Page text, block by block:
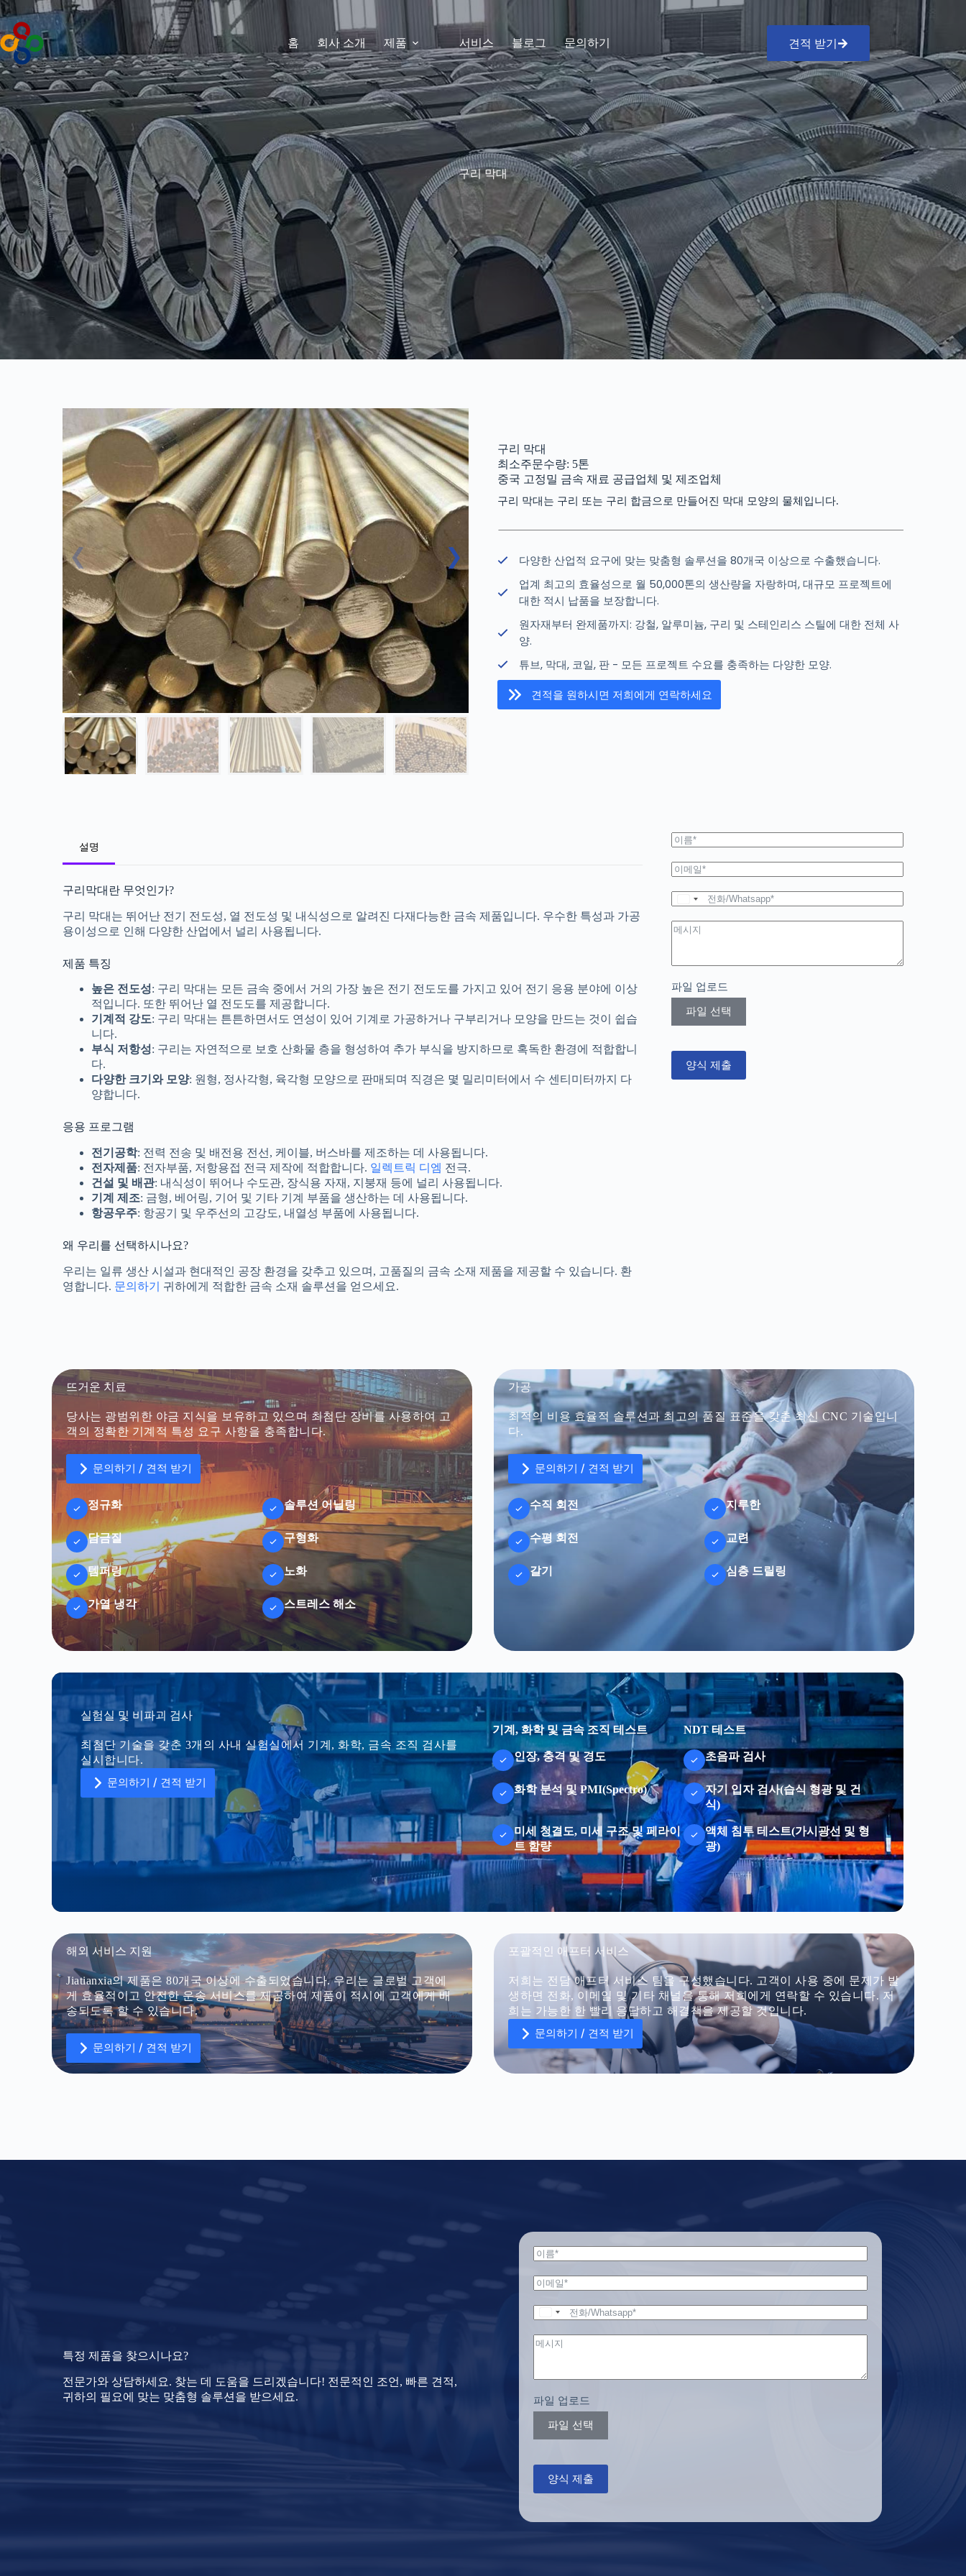
콘
텐
츠
로
건
너
뛰
기
홈 회사 소개 제품 서비스 블로그 문의하기 견적 받기
구리 막대
구리 막대
최소주문수량: 5톤
중국 고정밀 금속 재료 공급업체 및 제조업체
구리 막대는 구리 또는 구리 합금으로 만들어진 막대 모양의 물체입니다.
다양한 산업적 요구에 맞는 맞춤형 솔루션을 80개국 이상으로 수출했습니다.
업계 최고의 효율성으로 월 50,000톤의 생산량을 자랑하며, 대규모 프로젝트에
대한 적시 납품을 보장합니다.
원자재부터 완제품까지: 강철, 알루미늄, 구리 및 스테인리스 스틸에 대한 전체 사
양.
튜브, 막대, 코일, 판 - 모든 프로젝트 수요를 충족하는 다양한 모양.
견적을 원하시면 저희에게 연락하세요
양식 제출
설명
구리막대란 무엇인가?
구리 막대는 뛰어난 전기 전도성, 열 전도성 및 내식성으로 알려진 다재다능한 금속 제품입니다. 우수한 특성과 가공
용이성으로 인해 다양한 산업에서 널리 사용됩니다.
제품 특징
높은 전도성: 구리 막대는 모든 금속 중에서 거의 가장 높은 전기 전도도를 가지고 있어 전기 응용 분야에 이상
적입니다. 또한 뛰어난 열 전도도를 제공합니다.
기계적 강도: 구리 막대는 튼튼하면서도 연성이 있어 기계로 가공하거나 구부리거나 모양을 만드는 것이 쉽습
니다.
부식 저항성: 구리는 자연적으로 보호 산화물 층을 형성하여 추가 부식을 방지하므로 혹독한 환경에 적합합니
다.
다양한 크기와 모양: 원형, 정사각형, 육각형 모양으로 판매되며 직경은 몇 밀리미터에서 수 센티미터까지 다
양합니다.
응용 프로그램
전기공학: 전력 전송 및 배전용 전선, 케이블, 버스바를 제조하는 데 사용됩니다.
전자제품: 전자부품, 저항용접 전극 제작에 적합합니다. 일렉트릭 디엠 전극.
건설 및 배관: 내식성이 뛰어나 수도관, 장식용 자재, 지붕재 등에 널리 사용됩니다.
기계 제조: 금형, 베어링, 기어 및 기타 기계 부품을 생산하는 데 사용됩니다.
항공우주: 항공기 및 우주선의 고강도, 내열성 부품에 사용됩니다.
왜 우리를 선택하시나요?
우리는 일류 생산 시설과 현대적인 공장 환경을 갖추고 있으며, 고품질의 금속 소재 제품을 제공할 수 있습니다. 환
영합니다. 문의하기 귀하에게 적합한 금속 소재 솔루션을 얻으세요.
파일 업로드
파일 선택
양식 제출
뜨거운 치료
당사는 광범위한 야금 지식을 보유하고 있으며 최첨단 장비를 사용하여 고
객의 정확한 기계적 특성 요구 사항을 충족합니다.
문의하기 / 견적 받기
파일 업로드
파일 선택
양식 제출
정규화 솔루션 어닐링
담금질 구형화
템퍼링 노화
가열 냉각 스트레스 해소
가공
최적의 비용 효율적 솔루션과 최고의 품질 표준을 갖춘 최신 CNC 기술입니
다.
문의하기 / 견적 받기
파일 업로드
파일 선택
양식 제출
수직 회전 지루한
수평 회전 교련
갈기 심층 드릴링
실험실 및 비파괴 검사
최첨단 기술을 갖춘 3개의 사내 실험실에서 기계, 화학, 금속 조직 검사를
실시합니다.
문의하기 / 견적 받기
파일 업로드
파일 선택
양식 제출
기계, 화학 및 금속 조직 테스트 NDT 테스트
인장, 충격 및 경도 초음파 검사
화학 분석 및 PMI(Spectro)
자기 입자 검사(습식 형광 및 건
식)
미세 청결도, 미세 구조 및 페라이
트 함량
액체 침투 테스트(가시광선 및 형
광)
해외 서비스 지원
Jiatianxia의 제품은 80개국 이상에 수출되었습니다. 우리는 글로벌 고객에
게 효율적이고 안전한 운송 서비스를 제공하여 제품이 적시에 고객에게 배
송되도록 할 수 있습니다.
문의하기 / 견적 받기
포괄적인 애프터 서비스
저희는 전담 애프터 서비스 팀을 구성했습니다. 고객이 사용 중에 문제가 발
생하면 전화, 이메일 및 기타 채널을 통해 저희에게 연락할 수 있습니다. 저
희는 가능한 한 빨리 응답하고 해결책을 제공할 것입니다.
문의하기 / 견적 받기
특정 제품을 찾으시나요?
전문가와 상담하세요. 찾는 데 도움을 드리겠습니다! 전문적인 조언, 빠른 견적,
귀하의 필요에 맞는 맞춤형 솔루션을 받으세요.
파일 업로드
파일 선택
양식 제출